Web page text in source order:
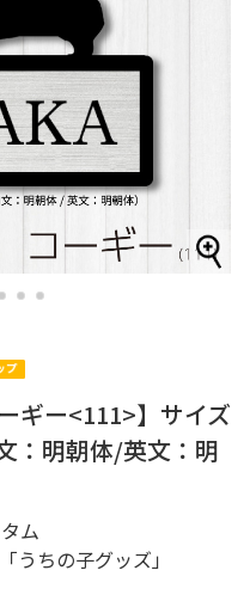
6 7
ギー<111>】サイズ
：明朝体/英文：明
ム
うちの子グッズ」